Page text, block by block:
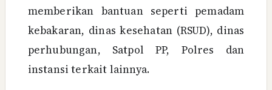
memberikan bantuan seperti pemadam
kebakaran, dinas kesehatan (RSUD), dinas
perhubungan, Satpol PP, Polres dan
instansi terkait lainnya.